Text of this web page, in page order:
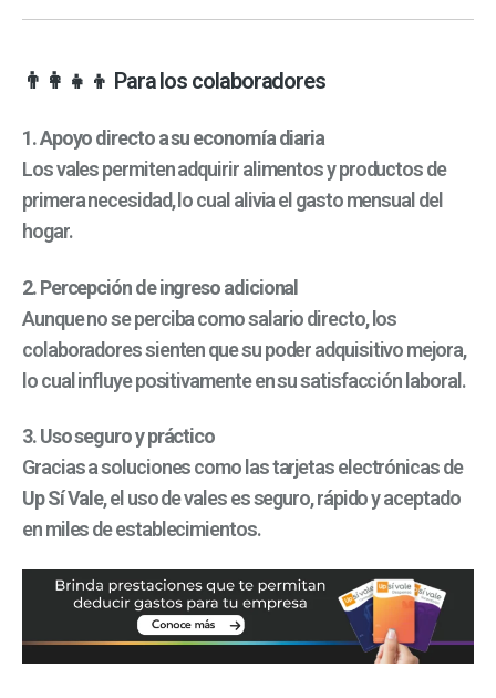
👨‍👩‍👧‍👦 Para los colaboradores
1. Apoyo directo a su economía diaria
Los vales permiten adquirir alimentos y productos de
primera necesidad, lo cual alivia el gasto mensual del
hogar.
2. Percepción de ingreso adicional
Aunque no se perciba como salario directo, los
colaboradores sienten que su poder adquisitivo mejora,
lo cual influye positivamente en su satisfacción laboral.
3. Uso seguro y práctico
Gracias a soluciones como las tarjetas electrónicas de
Up Sí Vale, el uso de vales es seguro, rápido y aceptado
en miles de establecimientos.